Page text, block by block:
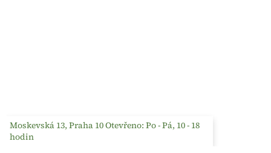
Moskevská 13, Praha 10 Otevřeno: Po - Pá, 10 - 18
hodin